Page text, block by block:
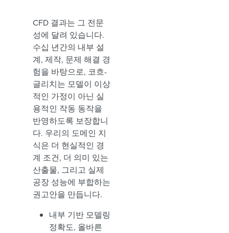
CFD 결과는 그 전문
성에 달려 있습니다.
수십 년간의 내부 설
계, 제작, 문제 해결 경
험을 바탕으로, 코흐-
글리치는 모델이 이상
적인 가정이 아닌 실
용적인 작동 동작을
반영하도록 보장합니
다. 우리의 도메인 지
식은 더 현실적인 경
계 조건, 더 의미 있는
산출물, 그리고 실제
공장 성능에 부합하는
권고안을 만듭니다.
내부 기반 모델링
정확도, 올바른